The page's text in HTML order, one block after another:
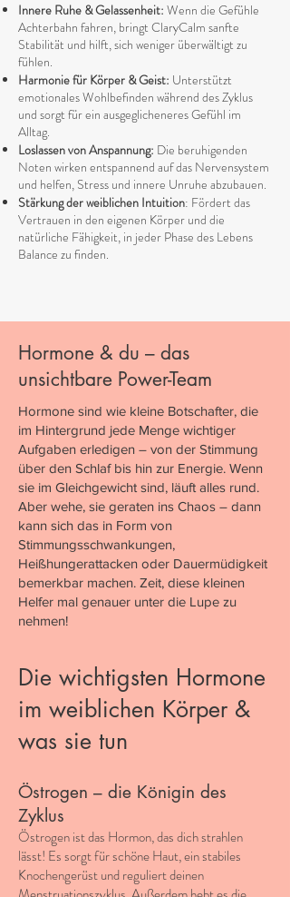
Innere Ruhe & Gelassenheit: Wenn die Gefühle
Achterbahn fahren, bringt ClaryCalm sanfte
Stabilität und hilft, sich weniger überwältigt zu
fühlen.
Harmonie für Körper & Geist: Unterstützt
emotionales Wohlbefinden während des Zyklus
und sorgt für ein ausgeglicheneres Gefühl im
Alltag.
Loslassen von Anspannung: Die beruhigenden
Noten wirken entspannend auf das Nervensystem
und helfen, Stress und innere Unruhe abzubauen.
Stärkung der weiblichen Intuition: Fördert das
Vertrauen in den eigenen Körper und die
natürliche Fähigkeit, in jeder Phase des Lebens
Balance zu finden.
Hormone & du – das
unsichtbare Power-Team
Hormone sind wie kleine Botschafter, die
im Hintergrund jede Menge wichtiger
Aufgaben erledigen – von der Stimmung
über den Schlaf bis hin zur Energie. Wenn
sie im Gleichgewicht sind, läuft alles rund.
Aber wehe, sie geraten ins Chaos – dann
kann sich das in Form von
Stimmungsschwankungen,
Heißhungerattacken oder Dauermüdigkeit
bemerkbar machen. Zeit, diese kleinen
Helfer mal genauer unter die Lupe zu
nehmen!
Die wichtigsten Hormone
im weiblichen Körper &
was sie tun
Östrogen – die Königin des
Zyklus
Östrogen ist das Hormon, das dich strahlen
lässt! Es sorgt für schöne Haut, ein stabiles
Knochengerüst und reguliert deinen